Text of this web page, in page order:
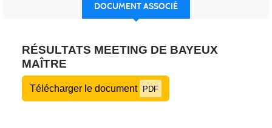
DOCUMENT ASSOCIÉ
RÉSULTATS MEETING DE BAYEUX
MAÎTRE
Télécharger le document PDF